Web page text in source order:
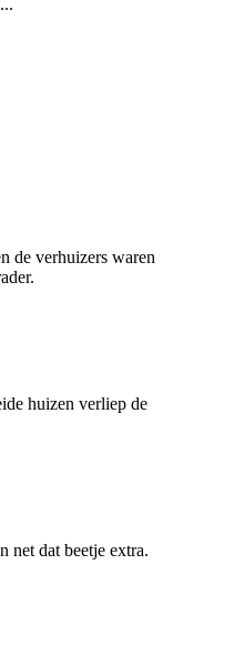
de verhuizers waren
huizen verliep de
net dat beetje extra.